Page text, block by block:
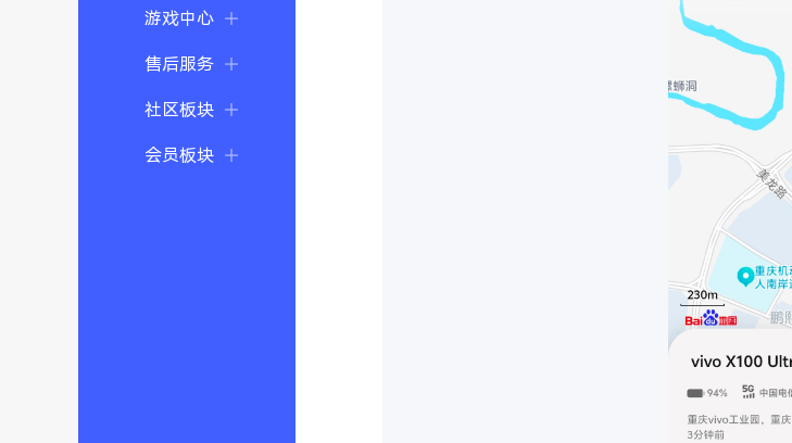
游戏中心
售后服务
社区板块
会员板块